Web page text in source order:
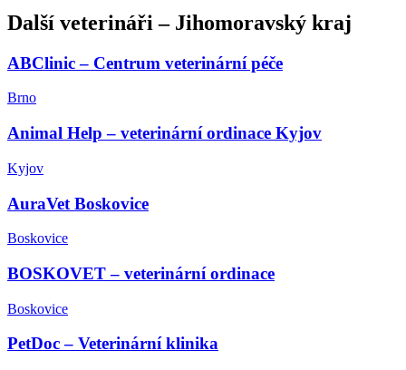
Další veterináři – Jihomoravský kraj
ABClinic – Centrum veterinární péče
Brno
Animal Help – veterinární ordinace Kyjov
Kyjov
AuraVet Boskovice
Boskovice
BOSKOVET – veterinární ordinace
Boskovice
PetDoc – Veterinární klinika